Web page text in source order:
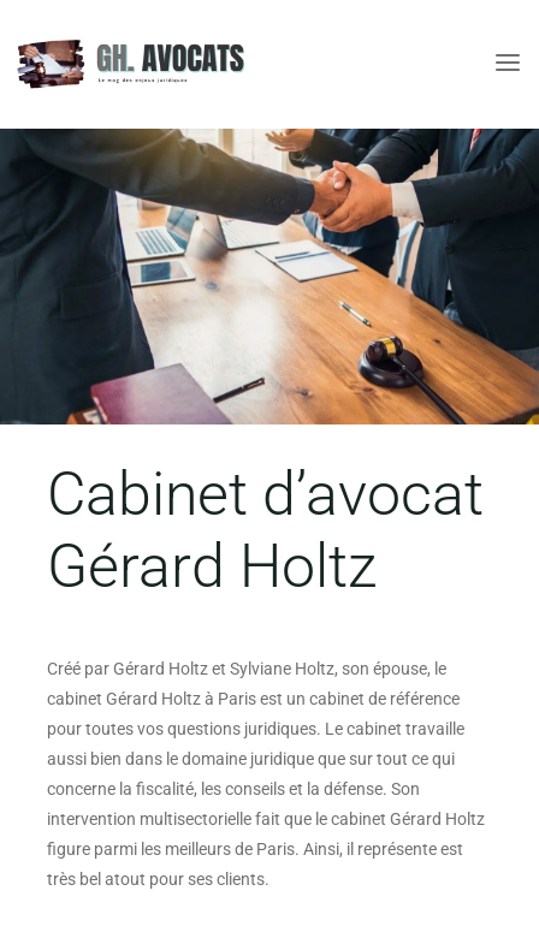
content
Cabinet d’avocat
Gérard Holtz
Créé par Gérard Holtz et Sylviane Holtz, son épouse, le
cabinet Gérard Holtz à Paris est un cabinet de référence
pour toutes vos questions juridiques. Le cabinet travaille
aussi bien dans le domaine juridique que sur tout ce qui
concerne la fiscalité, les conseils et la défense. Son
intervention multisectorielle fait que le cabinet Gérard Holtz
figure parmi les meilleurs de Paris. Ainsi, il représente est
très bel atout pour ses clients.